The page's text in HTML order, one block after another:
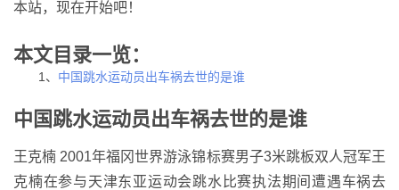
本站，现在开始吧！
本文目录一览：
1、 中国跳水运动员出车祸去世的是谁
中国跳水运动员出车祸去世的是谁
王克楠 2001年福冈世界游泳锦标赛男子3米跳板双人冠军王
克楠在参与天津东亚运动会跳水比赛执法期间遭遇车祸去